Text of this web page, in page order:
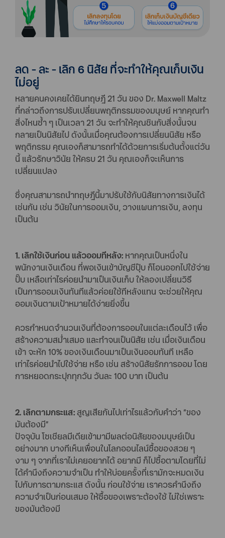
ลด - ละ - เลิก 6 นิสัย ที่จะทำให้คุณเก็บเงิน
ไม่อยู่
หลายคนคงเคยได้ยินทฤษฎี 21 วัน ของ Dr. Maxwell Maltz
ที่กล่าวถึงการปรับเปลี่ยนพฤติกรรมของมนุษย์ หากคุณทำ
สิ่งไหนซ้ำ ๆ เป็นเวลา 21 วัน จะทำให้คุณชินกับสิ่งนั้นจน
กลายเป็นนิสัยไป ดังนั้นเมื่อคุณต้องการเปลี่ยนนิสัย หรือ
พฤติกรรม คุณเองก็สามารถทำได้ด้วยการเริ่มต้นตั้งแต่วัน
นี้ แล้วรักษาวินัย ให้ครบ 21 วัน คุณเองก็จะเห็นการ
เปลี่ยนแปลง
ซึ่งคุณสามารถนำทฤษฎีนี้มาปรับใช้กับนิสัยทางการเงินได้
เช่นกัน เช่น วินัยในการออมเงิน, วางแผนการเงิน, ลงทุน
เป็นต้น
1. เลิกใช้เงินก่อน แล้วออมทีหลัง: หากคุณเป็นหนึ่งใน
พนักงานเงินเดือน ที่พอเงินเข้าบัญชีปุ๊บ ก็โอนออกไปใช้จ่าย
ปั๊บ เหลือเท่าไรค่อยนำมาเป็นเงินเก็บ ให้ลองเปลี่ยนวิธี
เป็นการออมเงินทันทีแล้วค่อยใช้ทีหลังแทน จะช่วยให้คุณ
ออมเงินตามเป้าหมายได้ง่ายยิ่งขึ้น
ควรกำหนดจำนวนเงินที่ต้องการออมในแต่ละเดือนไว้ เพื่อ
สร้างความสม่ำเสมอ และทำจนเป็นนิสัย เช่น เมื่อเงินเดือน
เข้า จะหัก 10% ของเงินเดือนมาเป็นเงินออมทันที เหลือ
เท่าไรค่อยนำไปใช้จ่าย หรือ เช่น สร้างนิสัยรักการออม โดย
การหยอดกระปุกทุกวัน วันละ 100 บาท เป็นต้น
2. เลิกตามกระแส:สูญเสียกันไปเท่าไรแล้วกับคำว่า “ของ
มันต้องมี”
ปัจจุบัน โซเชียลมีเดียเข้ามามีผลต่อนิสัยของมนุษย์เป็น
อย่างมาก บางทีเห็นเพื่อนในโลกออนไลน์ซื้อของสวย ๆ
งาม ๆ จากที่เราไม่เคยอยากได้ อยากมี ก็ไปซื้อตามโดยที่ไม่
ได้คำนึงถึงความจำเป็น ทำให้บ่อยครั้งที่เรามักจะหมดเงิน
ไปกับการตามกระแส ดังนั้น ก่อนใช้จ่าย เราควรคำนึงถึง
ความจำเป็นก่อนเสมอ ให้ซื้อของเพราะต้องใช้ ไม่ใช่เพราะ
ของมันต้องมี